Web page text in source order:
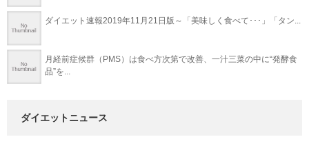
ダイエット速報2019年11月21日版～「美味しく食べて･･･」「タン...
月経前症候群（PMS）は食べ方次第で改善、一汁三菜の中に“発酵食
品”を...
ダイエットニュース